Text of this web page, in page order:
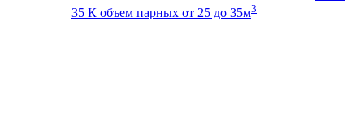
35 К объем парных от 25 до 35м3